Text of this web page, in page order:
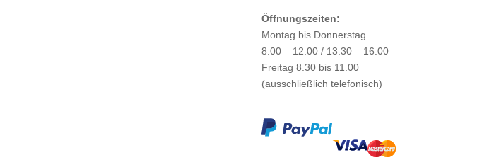
Öffnungszeiten:
Montag bis Donnerstag
8.00 – 12.00 / 13.30 – 16.00
Freitag 8.30 bis 11.00
(ausschließlich telefonisch)